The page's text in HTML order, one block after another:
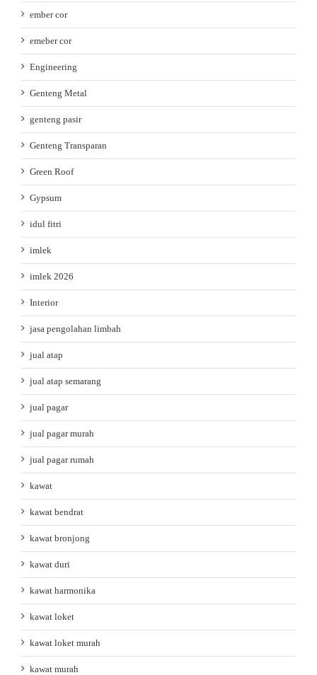
ember cor
emeber cor
Engineering
Genteng Metal
genteng pasir
Genteng Transparan
Green Roof
Gypsum
idul fitri
imlek
imlek 2026
Interior
jasa pengolahan limbah
jual atap
jual atap semarang
jual pagar
jual pagar murah
jual pagar rumah
kawat
kawat bendrat
kawat bronjong
kawat duri
kawat harmonika
kawat loket
kawat loket murah
kawat murah